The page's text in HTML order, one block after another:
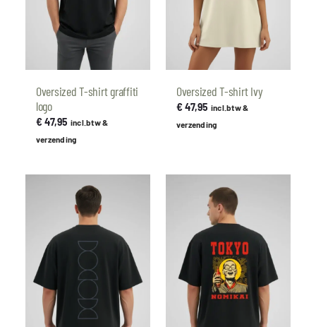
Oversized T-shirt graffiti
logo
€47,95 incl.btw &
verzending
Oversized T-shirt Ivy
€47,95 incl.btw &
verzending